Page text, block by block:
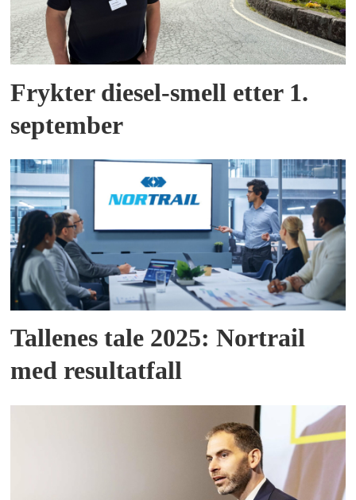
Frykter diesel-smell etter 1.
september
Tallenes tale 2025: Nortrail
med resultatfall